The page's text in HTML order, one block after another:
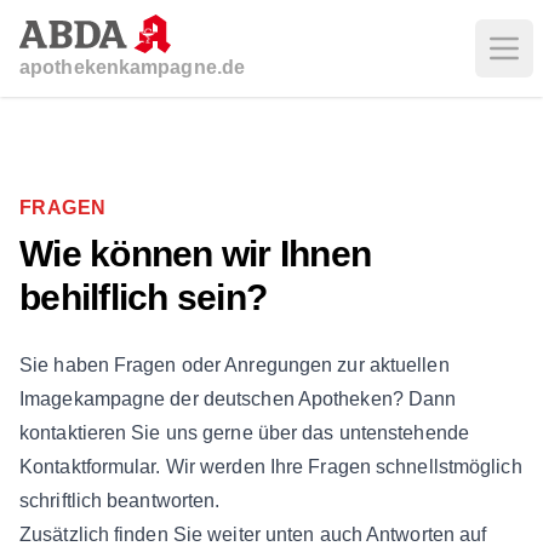
apothekenkampagne.de
FRAGEN
Wie können wir Ihnen
behilflich sein?
Sie haben Fragen oder Anregungen zur aktuellen
Imagekampagne der deutschen Apotheken? Dann
kontaktieren Sie uns gerne über das untenstehende
Kontaktformular. Wir werden Ihre Fragen schnellstmöglich
schriftlich beantworten.
Zusätzlich finden Sie weiter unten auch Antworten auf